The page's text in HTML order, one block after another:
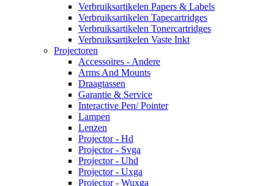
Verbruiksartikelen Papers & Labels
Verbruiksartikelen Tapecartridges
Verbruiksartikelen Tonercartridges
Verbruiksartikelen Vaste Inkt
Projectoren
Accessoires - Andere
Arms And Mounts
Draagtassen
Garantie & Service
Interactive Pen/ Pointer
Lampen
Lenzen
Projector - Hd
Projector - Svga
Projector - Uhd
Projector - Uxga
Projector - Wuxga